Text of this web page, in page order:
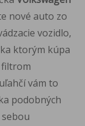
nové auto zo
vozidlo,
ktorým kúpa
filtrom
vám to
podobných